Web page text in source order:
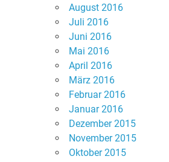
August 2016
Juli 2016
Juni 2016
Mai 2016
April 2016
März 2016
Februar 2016
Januar 2016
Dezember 2015
November 2015
Oktober 2015